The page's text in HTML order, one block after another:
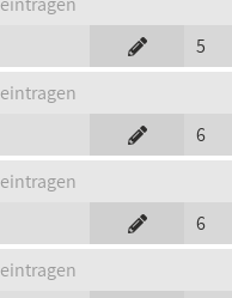
5
eintragen
6
eintragen
6
eintragen